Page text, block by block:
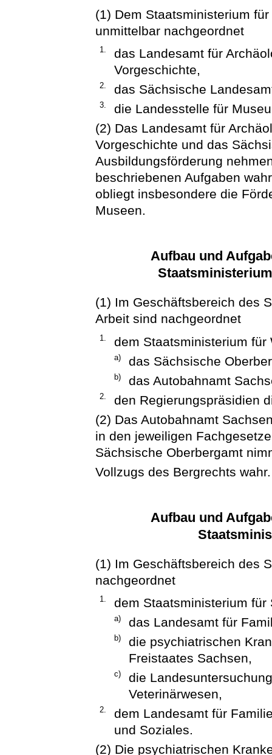
(1) Dem Staatsministerium
unmittelbar nachgeordnet
1.
das Landesamt für
Vorgeschichte,
2. das Sächsische
3.
die Landesstelle für
(2) Das Landesamt für
Vorgeschichte und das
Ausbildungsförderung
beschriebenen Aufgaben
obliegt insbesondere die
Museen.
Aufbau und
(1) Im Geschäftsbereich des
Arbeit sind nachgeordnet
1. dem Staatsministerium
a) das Sächsische
b) das Autobahnamt
2.
den Regierungspräsidien
(2) Das Autobahnamt
in den jeweiligen
Sächsische Oberbergamt
Vollzugs des Bergrechts
Aufbau und
(1) Im Geschäftsbereich des
nachgeordnet
1. dem Staatsministerium für
a) das Landesamt für
b)
die psychiatrischen
Freistaates Sachsen,
c)
die
Veterinärwesen,
2.
dem Landesamt für
und Soziales.
(2) Die psychiatrischen